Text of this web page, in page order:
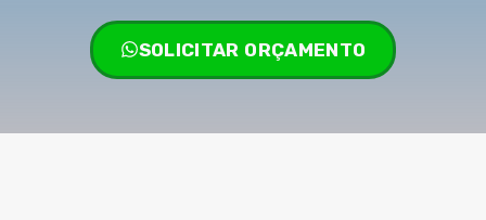
SOLICITAR ORÇAMENTO